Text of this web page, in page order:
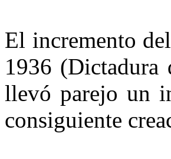
El incremento
1936 (Dictadura
llevó parejo un
consiguiente